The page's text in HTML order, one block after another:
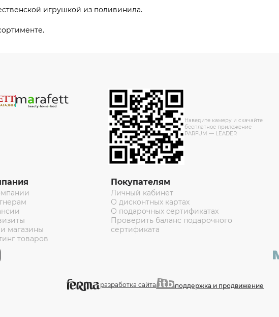
игрушкой из поливинила.
Наведите камеру и скачайте
бесплатное приложение
PARFUM — LEADER
магазины
товаров
Покупателям
Личный кабинет
О дисконтных картах
О подарочных сертификатах
Проверить баланс подарочного
сертификата
разработка сайта поддержка и продвижение